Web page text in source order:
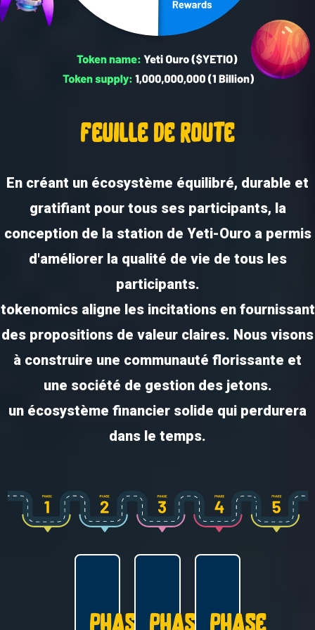
feuille de route
En créant un écosystème équilibré, durable et
gratifiant pour tous ses participants, la
conception de la station de Yeti-Ouro a permis
d'améliorer la qualité de vie de tous les
participants.
tokenomics aligne les incitations en fournissant
des propositions de valeur claires. Nous visons
à construire une communauté florissante et
une société de gestion des jetons.
un écosystème financier solide qui perdurera
dans le temps.